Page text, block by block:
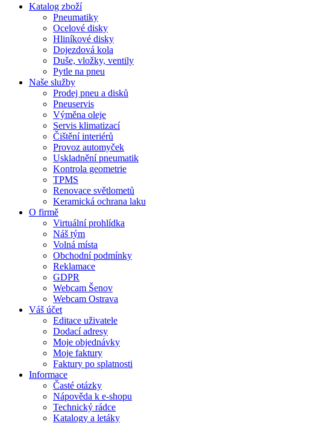
Katalog zboží
Pneumatiky
Ocelové disky
Hliníkové disky
Dojezdová kola
Duše, vložky, ventily
Pytle na pneu
Naše služby
Prodej pneu a disků
Pneuservis
Výměna oleje
Servis klimatizací
Čištění interiérů
Provoz automyček
Uskladnění pneumatik
Kontrola geometrie
TPMS
Renovace světlometů
Keramická ochrana laku
O firmě
Virtuální prohlídka
Náš tým
Volná místa
Obchodní podmínky
Reklamace
GDPR
Webcam Šenov
Webcam Ostrava
Váš účet
Editace uživatele
Dodací adresy
Moje objednávky
Moje faktury
Faktury po splatnosti
Informace
Časté otázky
Nápověda k e-shopu
Technický rádce
Katalogy a letáky